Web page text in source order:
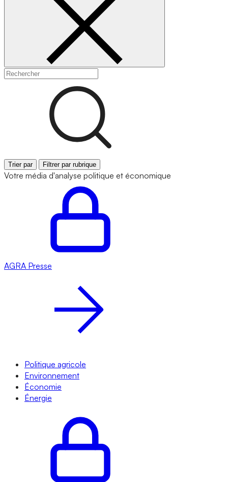
Trier par Filtrer par rubrique
Votre média d'analyse politique et économique
AGRA Presse
Politique agricole
Environnement
Économie
Énergie